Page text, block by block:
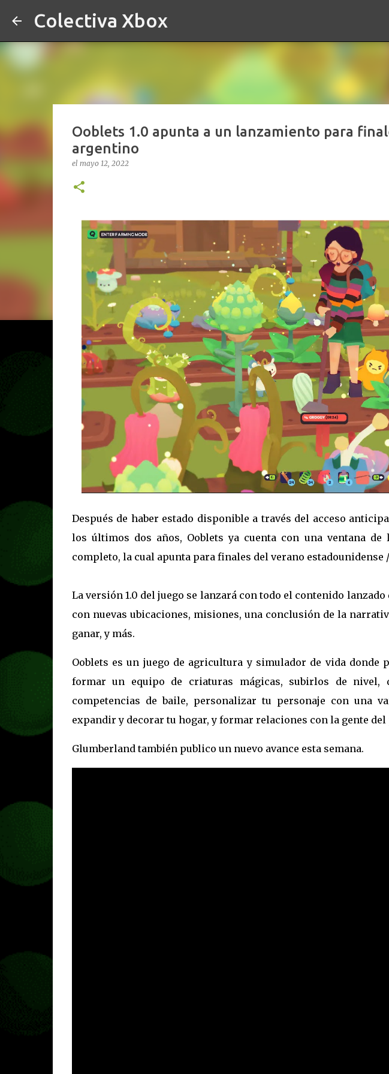
Colectiva Xbox
Ooblets 1.0 apunta a un lanzamiento para
argentino
el mayo 12, 2022
Después de haber estado disponible a través del acceso
los últimos dos años, Ooblets ya cuenta con una ventana
completo, la cual apunta para finales del verano
La versión 1.0 del juego se lanzará con todo el contenido
con nuevas ubicaciones, misiones, una conclusión de la
ganar, y más.
Ooblets es un juego de agricultura y simulador de vida donde
formar un equipo de criaturas mágicas, subirlos de nivel,
competencias de baile, personalizar tu personaje con una
expandir y decorar tu hogar, y formar relaciones con la gente del
Glumberland también publico un nuevo avance esta semana.